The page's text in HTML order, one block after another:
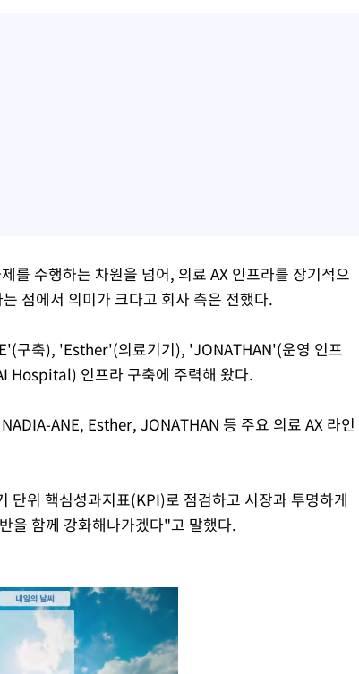
를 수행하는 차원을 넘어, 의료 AX 인프라를 장기적으
점에서 의미가 크다고 회사 측은 전했다.
구축), 'Esther'(의료기기), 'JONATHAN'(운영 인프
Hospital) 인프라 구축에 주력해 왔다.
ANE, Esther, JONATHAN 등 주요 의료 AX 라인
단위 핵심성과지표(KPI)로 점검하고 시장과 투명하게
을 함께 강화해나가겠다"고 말했다.